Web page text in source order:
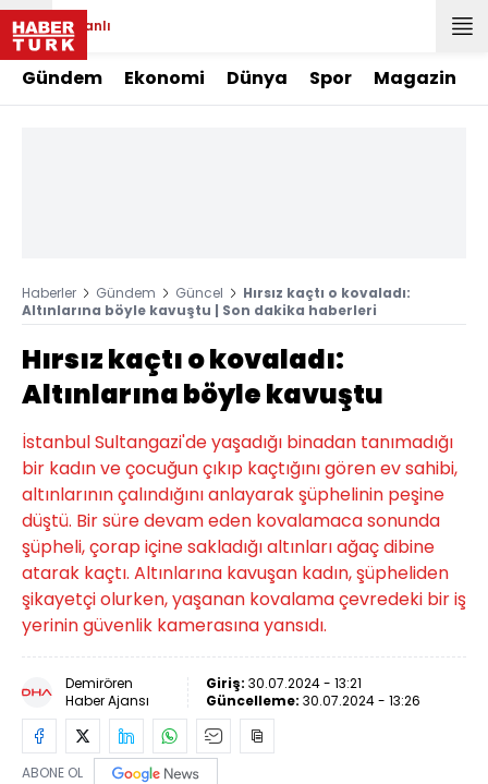
Canlı
Gündem Ekonomi Dünya Spor Magazin
Haberler Gündem Güncel
Hırsız kaçtı o kovaladı:
Altınlarına böyle kavuştu | Son dakika haberleri
Hırsız kaçtı o kovaladı:
Altınlarına böyle kavuştu
İstanbul Sultangazi'de yaşadığı binadan tanımadığı
bir kadın ve çocuğun çıkıp kaçtığını gören ev sahibi,
altınlarının çalındığını anlayarak şüphelinin peşine
düştü. Bir süre devam eden kovalamaca sonunda
şüpheli, çorap içine sakladığı altınları ağaç dibine
atarak kaçtı. Altınlarına kavuşan kadın, şüpheliden
şikayetçi olurken, yaşanan kovalama çevredeki bir iş
yerinin güvenlik kamerasına yansıdı.
Demirören
Haber Ajansı
Giriş: 30.07.2024 - 13:21
Güncelleme: 30.07.2024 - 13:26
ABONE OL